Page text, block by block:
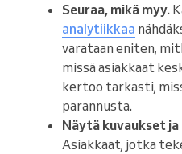
Seuraa, mikä myy.
analytiikkaa
varataan eniten,
missä asiakkaat
kertoo tarkasti,
parannusta.
Näytä kuvaukset
Asiakkaat, jotka